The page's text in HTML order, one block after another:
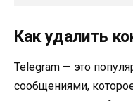
Как удалить
Telegram — это
сообщениями,